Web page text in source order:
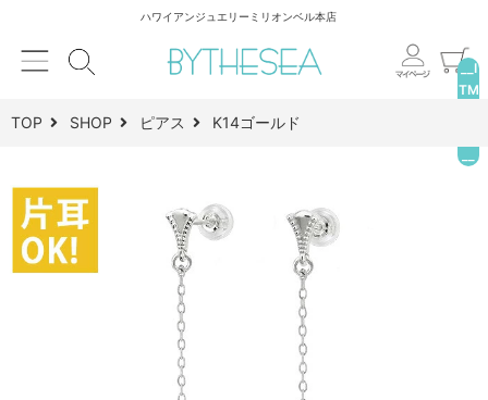
ハワイアンジュエリーミリオンベル本店
__I
TM
TOP SHOP ピアス K14ゴールド